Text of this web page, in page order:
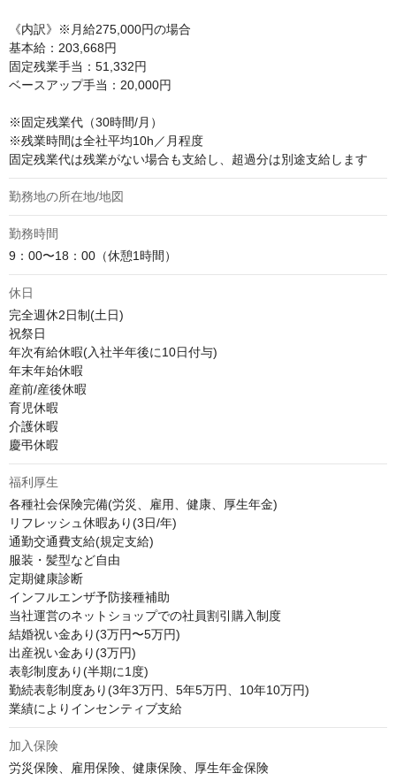
《内訳》※月給275,000円の場合
基本給：203,668円
固定残業手当：51,332円
ベースアップ手当：20,000円
※固定残業代（30時間/月）
※残業時間は全社平均10h／月程度
固定残業代は残業がない場合も支給し、超過分は別途支給します
勤務地の所在地/地図
勤務時間
9：00〜18：00（休憩1時間）
休日
完全週休2日制(土日)
祝祭日
年次有給休暇(入社半年後に10日付与)
年末年始休暇
産前/産後休暇
育児休暇
介護休暇
慶弔休暇
福利厚生
各種社会保険完備(労災、雇用、健康、厚生年金)
リフレッシュ休暇あり(3日/年)
通勤交通費支給(規定支給)
服装・髪型など自由
定期健康診断
インフルエンザ予防接種補助
当社運営のネットショップでの社員割引購入制度
結婚祝い金あり(3万円〜5万円)
出産祝い金あり(3万円)
表彰制度あり(半期に1度)
勤続表彰制度あり(3年3万円、5年5万円、10年10万円)
業績によりインセンティブ支給
加入保険
労災保険、雇用保険、健康保険、厚生年金保険